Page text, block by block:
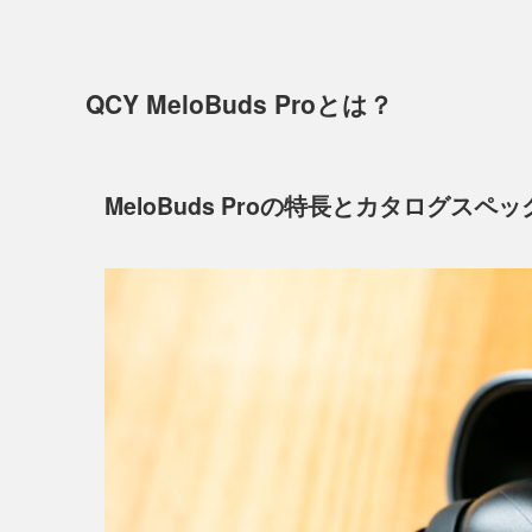
QCY MeloBuds Proとは？
MeloBuds Proの特長とカタログスペッ